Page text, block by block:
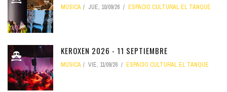
MÚSICA JUE, 10/09/26 ESPACIO CULTURAL EL TANQUE
KEROXEN 2026 - 11 SEPTIEMBRE
MÚSICA VIE, 11/09/26 ESPACIO CULTURAL EL TANQUE